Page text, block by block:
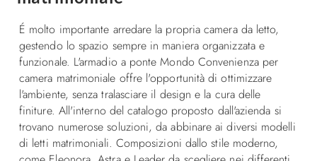
É molto importante arredare la propria camera da letto,
gestendo lo spazio sempre in maniera organizzata e
funzionale. L'armadio a ponte Mondo Convenienza per
camera matrimoniale offre l'opportunità di ottimizzare
l'ambiente, senza tralasciare il design e la cura delle
finiture. All'interno del catalogo proposto dall'azienda si
trovano numerose soluzioni, da abbinare ai diversi modelli
di letti matrimoniali. Composizioni dallo stile moderno,